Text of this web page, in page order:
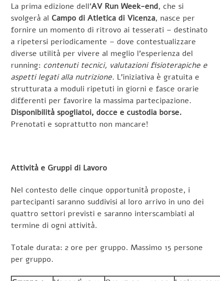
La prima edizione dell’AV Run Week-end, che si
svolgerà al Campo di Atletica di Vicenza, nasce per
fornire un momento di ritrovo ai tesserati – destinato
a ripetersi periodicamente – dove contestualizzare
diverse utilità per vivere al meglio l’esperienza del
running: contenuti tecnici, valutazioni fisioterapiche e
aspetti legati alla nutrizione. L’iniziativa è gratuita e
strutturata a moduli ripetuti in giorni e fasce orarie
differenti per favorire la massima partecipazione.
Disponibilità spogliatoi, docce e custodia borse.
Prenotati e soprattutto non mancare!
Attività e Gruppi di Lavoro
Nel contesto delle cinque opportunità proposte, i
partecipanti saranno suddivisi al loro arrivo in uno dei
quattro settori previsti e saranno interscambiati al
termine di ogni attività.
Totale durata: 2 ore per gruppo. Massimo 15 persone
per gruppo.